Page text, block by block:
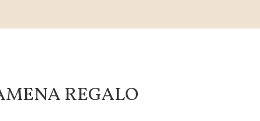
REGALO